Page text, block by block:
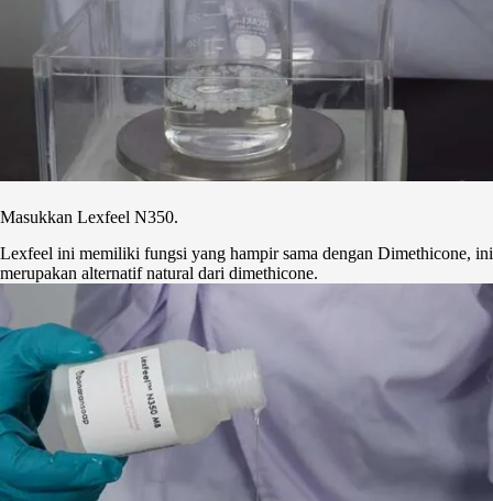
Masukkan Lexfeel N350.
Lexfeel ini memiliki fungsi yang hampir sama dengan Dimethicone, ini
merupakan alternatif natural dari dimethicone.